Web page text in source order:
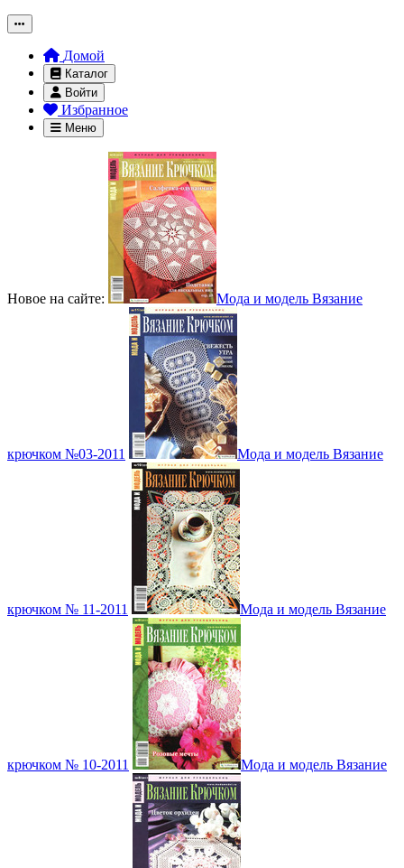
Домой
Каталог
Войти
Избранное
Меню
Новое на сайте: Мода и модель Вязание
крючком №03-2011 Мода и модель Вязание
крючком № 11-2011 Мода и модель Вязание
крючком № 10-2011 Мода и модель Вязание